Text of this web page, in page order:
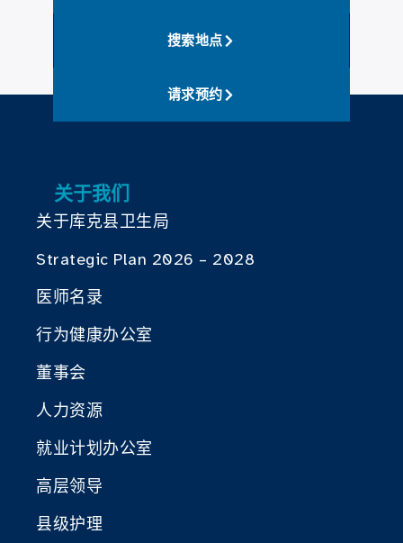
搜索地点
请求预约
关于我们
关于库克县卫生局
Strategic Plan 2026 – 2028
医师名录
行为健康办公室
董事会
人力资源
就业计划办公室
高层领导
县级护理